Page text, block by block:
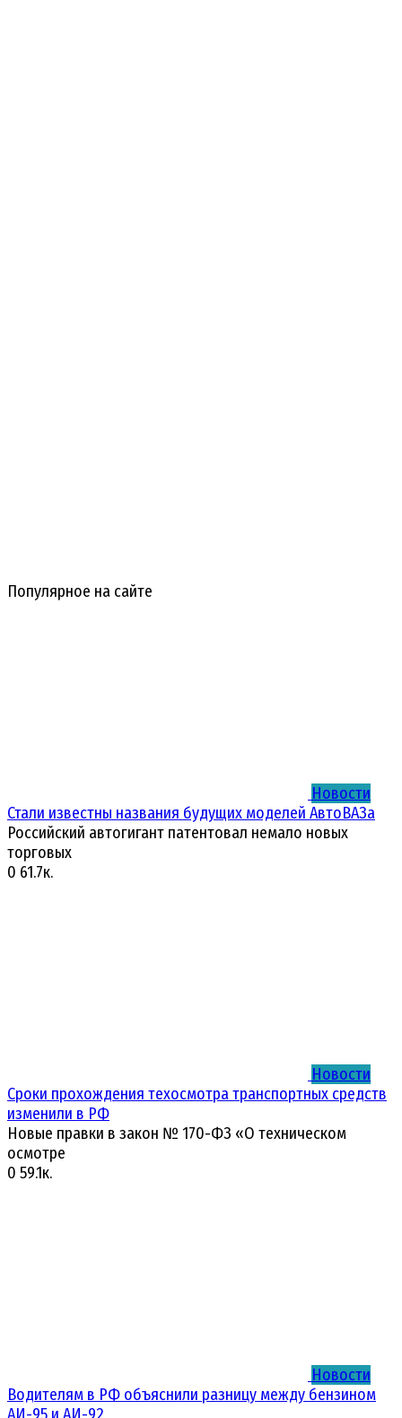
Популярное на сайте
Новости
Стали известны названия будущих моделей АвтоВАЗа
Российский автогигант патентовал немало новых
торговых
0 61.7к.
Новости
Сроки прохождения техосмотра транспортных средств
изменили в РФ
Новые правки в закон № 170-ФЗ «О техническом
осмотре
0 59.1к.
Новости
Водителям в РФ объяснили разницу между бензином